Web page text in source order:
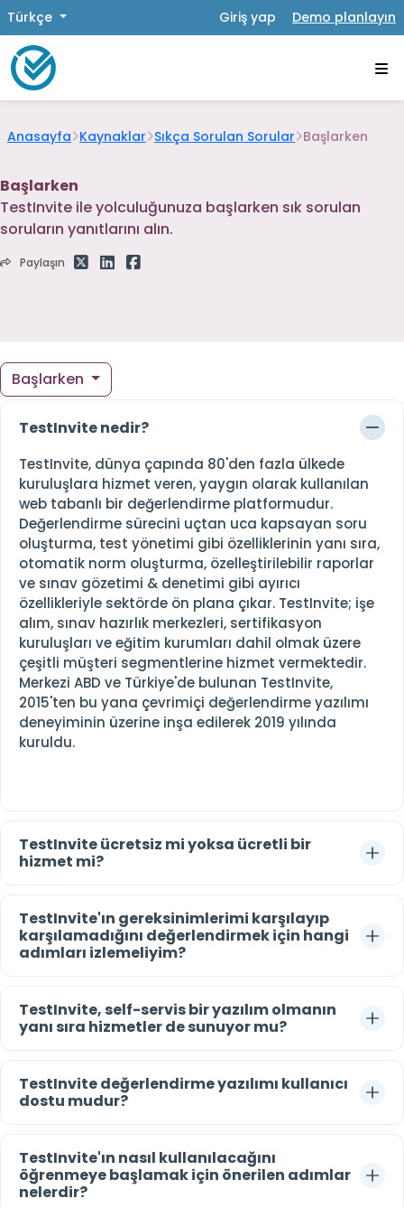
Türkçe Giriş yap Demo planlayın
Anasayfa Kaynaklar Sıkça Sorulan Sorular Başlarken
Başlarken
TestInvite ile yolculuğunuza başlarken sık sorulan
soruların yanıtlarını alın.
Paylaşın
Başlarken
TestInvite nedir?
TestInvite, dünya çapında 80'den fazla ülkede
kuruluşlara hizmet veren, yaygın olarak kullanılan
web tabanlı bir değerlendirme platformudur.
Değerlendirme sürecini uçtan uca kapsayan soru
oluşturma, test yönetimi gibi özelliklerinin yanı sıra,
otomatik norm oluşturma, özelleştirilebilir raporlar
ve sınav gözetimi & denetimi gibi ayırıcı
özellikleriyle sektörde ön plana çıkar. TestInvite; işe
alım, sınav hazırlık merkezleri, sertifikasyon
kuruluşları ve eğitim kurumları dahil olmak üzere
çeşitli müşteri segmentlerine hizmet vermektedir.
Merkezi ABD ve Türkiye'de bulunan TestInvite,
2015'ten bu yana çevrimiçi değerlendirme yazılımı
deneyiminin üzerine inşa edilerek 2019 yılında
kuruldu.
TestInvite ücretsiz mi yoksa ücretli bir
hizmet mi?
TestInvite'ın gereksinimlerimi karşılayıp
karşılamadığını değerlendirmek için hangi
adımları izlemeliyim?
TestInvite, self-servis bir yazılım olmanın
yanı sıra hizmetler de sunuyor mu?
TestInvite değerlendirme yazılımı kullanıcı
dostu mudur?
TestInvite'ın nasıl kullanılacağını
öğrenmeye başlamak için önerilen adımlar
nelerdir?